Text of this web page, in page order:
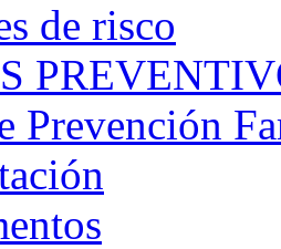
de risco
Prevención